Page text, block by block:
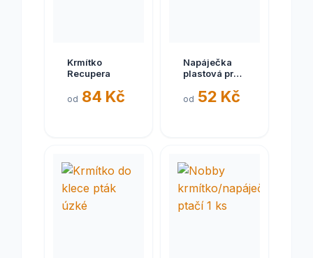
Krmítko
Recupera
od 84 Kč
Napáječka
plastová pro
SP
od 52 Kč